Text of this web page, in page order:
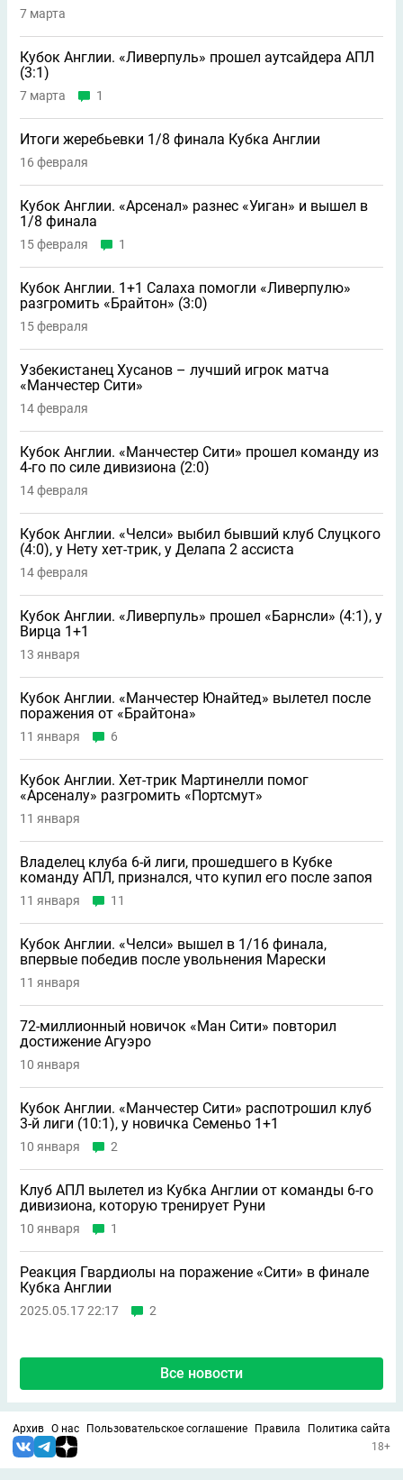
7 марта
Кубок Англии. «Ливерпуль» прошел аутсайдера АПЛ
(3:1)
7 марта 1
Итоги жеребьевки 1/8 финала Кубка Англии
16 февраля
Кубок Англии. «Арсенал» разнес «Уиган» и вышел в
1/8 финала
15 февраля 1
Кубок Англии. 1+1 Салаха помогли «Ливерпулю»
разгромить «Брайтон» (3:0)
15 февраля
Узбекистанец Хусанов – лучший игрок матча
«Манчестер Сити»
14 февраля
Кубок Англии. «Манчестер Сити» прошел команду из
4-го по силе дивизиона (2:0)
14 февраля
Кубок Англии. «Челси» выбил бывший клуб Слуцкого
(4:0), у Нету хет-трик, у Делапа 2 ассиста
14 февраля
Кубок Англии. «Ливерпуль» прошел «Барнсли» (4:1), у
Вирца 1+1
13 января
Кубок Англии. «Манчестер Юнайтед» вылетел после
поражения от «Брайтона»
11 января 6
Кубок Англии. Хет-трик Мартинелли помог
«Арсеналу» разгромить «Портсмут»
11 января
Владелец клуба 6-й лиги, прошедшего в Кубке
команду АПЛ, признался, что купил его после запоя
11 января 11
Кубок Англии. «Челси» вышел в 1/16 финала,
впервые победив после увольнения Марески
11 января
72-миллионный новичок «Ман Сити» повторил
достижение Агуэро
10 января
Кубок Англии. «Манчестер Сити» распотрошил клуб
3-й лиги (10:1), у новичка Семеньо 1+1
10 января 2
Клуб АПЛ вылетел из Кубка Англии от команды 6-го
дивизиона, которую тренирует Руни
10 января 1
Реакция Гвардиолы на поражение «Сити» в финале
Кубка Англии
2025.05.17 22:17 2
Все новости
Архив О нас Пользовательское соглашение Правила
Политика сайта
18+